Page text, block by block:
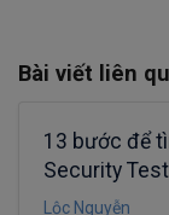
Bài viết liên
13 bước để
Security
Lộc Nguyễn